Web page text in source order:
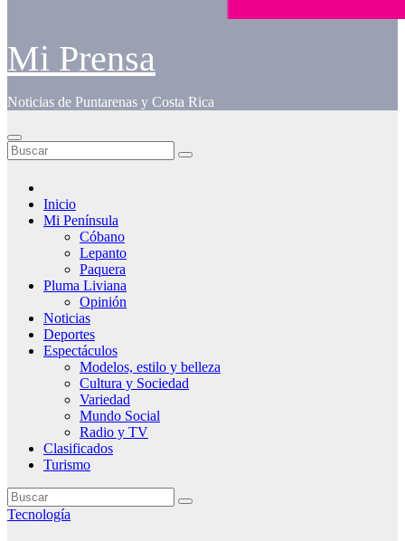
Mi Prensa
Noticias de Puntarenas y Costa Rica
Inicio
Mi Península
Cóbano
Lepanto
Paquera
Pluma Liviana
Opinión
Noticias
Deportes
Espectáculos
Modelos, estilo y belleza
Cultura y Sociedad
Variedad
Mundo Social
Radio y TV
Clasificados
Turismo
Tecnología